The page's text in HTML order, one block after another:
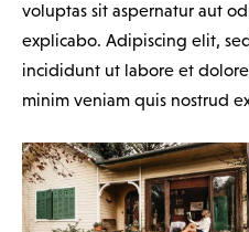
voluptas sit aspernatur aut
explicabo. Adipiscing elit,
incididunt ut labore et
minim veniam quis nostrud